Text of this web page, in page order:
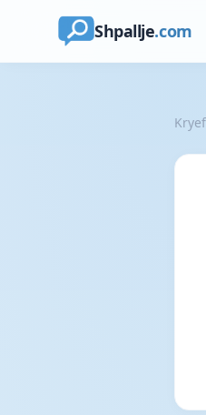
Shpallje.com